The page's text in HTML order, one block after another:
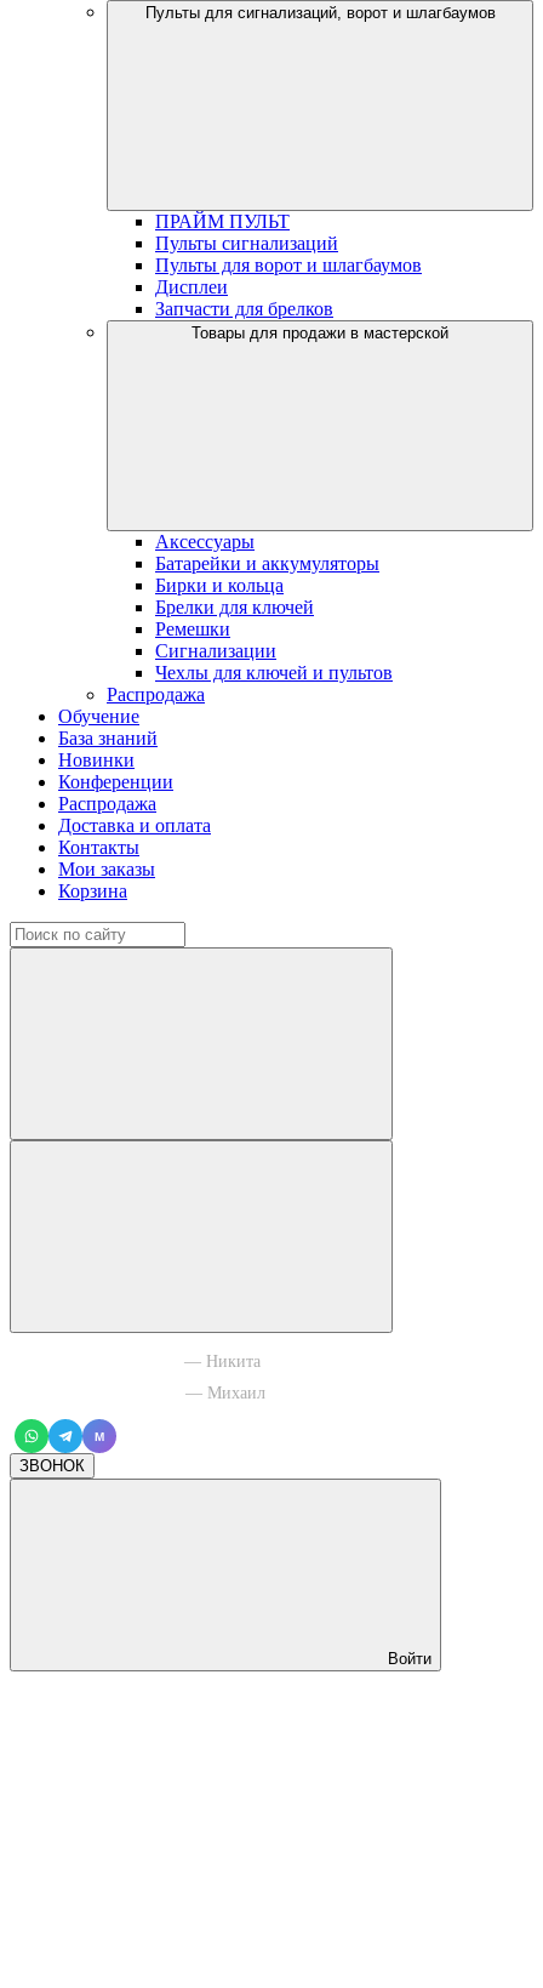
Пульты для сигнализаций, ворот и шлагбаумов
ПРАЙМ ПУЛЬТ
Пульты сигнализаций
Пульты для ворот и шлагбаумов
Дисплеи
Запчасти для брелков
Товары для продажи в мастерской
Аксессуары
Батарейки и аккумуляторы
Бирки и кольца
Брелки для ключей
Ремешки
Сигнализации
Чехлы для ключей и пультов
Распродажа
Обучение
База знаний
Новинки
Конференции
Распродажа
Доставка и оплата
Контакты
Мои заказы
Корзина
— Никита
— Михаил
M
ЗВОНОК
Войти